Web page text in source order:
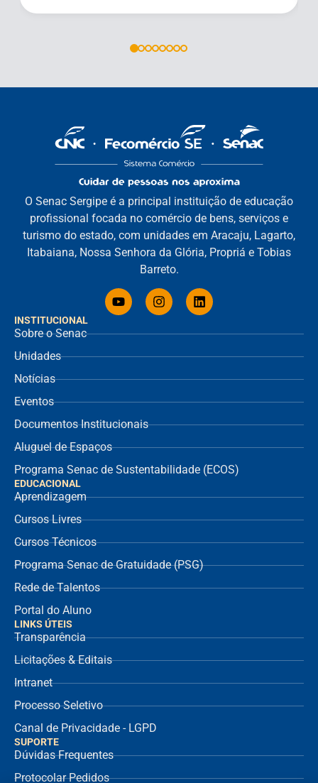
INSTITUCIONAL
Sobre o Senac
Unidades
Notícias
Eventos
Documentos Institucionais
Aluguel de Espaços
Programa Senac de Sustentabilidade (ECOS)
EDUCACIONAL
Aprendizagem
Cursos Livres
Cursos Técnicos
Programa Senac de Gratuidade (PSG)
Rede de Talentos
Portal do Aluno
O Senac Sergipe é a principal instituição de educação
profissional focada no comércio de bens, serviços e
turismo do estado, com unidades em Aracaju, Lagarto,
Itabaiana, Nossa Senhora da Glória, Propriá e Tobias
Barreto.
LINKS ÚTEIS
Transparência
Licitações & Editais
Intranet
Processo Seletivo
Canal de Privacidade - LGPD
SUPORTE
Dúvidas Frequentes
Protocolar Pedidos